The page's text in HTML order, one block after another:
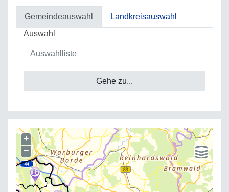
Gemeindeauswahl
Landkreisauswahl
Auswahl
Gehe zu...
+
−